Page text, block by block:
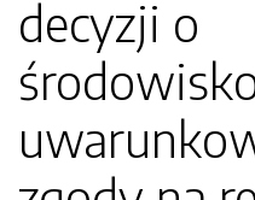
decyzji o